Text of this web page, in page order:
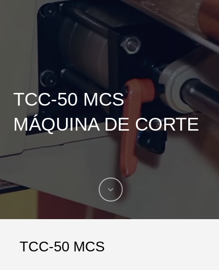
TCC-50 MCS
MÁQUINA DE CORTE
TCC-50 MCS